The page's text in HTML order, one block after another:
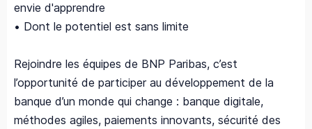
envie d'apprendre
• Dont le potentiel est sans limite
Rejoindre les équipes de BNP Paribas, c’est
l’opportunité de participer au développement de la
banque d’un monde qui change : banque digitale,
méthodes agiles, paiements innovants, sécurité des